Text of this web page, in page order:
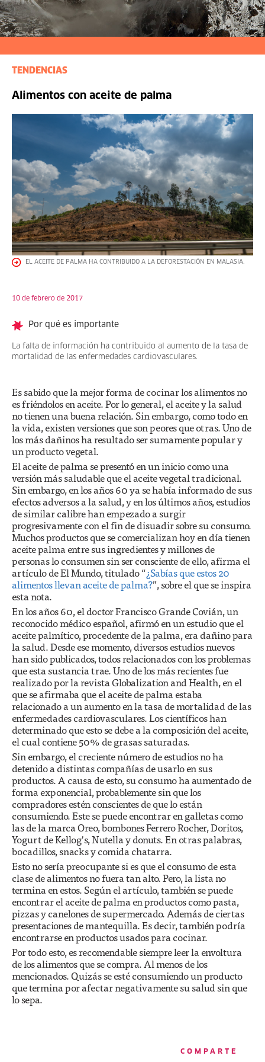
TENDENCIAS
Alimentos con aceite de palma
EL ACEITE DE PALMA HA CONTRIBUIDO A LA DEFORESTACIÓN EN MALASIA.
10 de febrero de 2017
Por qué es importante
La falta de información ha contribuido al aumento de la tasa de
mortalidad de las enfermedades cardiovasculares.
Es sabido que la mejor forma de cocinar los alimentos no
es friéndolos en aceite. Por lo general, el aceite y la salud
no tienen una buena relación. Sin embargo, como todo en
la vida, existen versiones que son peores que otras. Uno de
los más dañinos ha resultado ser sumamente popular y
un producto vegetal.
El aceite de palma se presentó en un inicio como una
versión más saludable que el aceite vegetal tradicional.
Sin embargo, en los años 60 ya se había informado de sus
efectos adversos a la salud, y en los últimos años, estudios
de similar calibre han empezado a surgir
progresivamente con el fin de disuadir sobre su consumo.
Muchos productos que se comercializan hoy en día tienen
aceite palma entre sus ingredientes y millones de
personas lo consumen sin ser consciente de ello, afirma el
artículo de El Mundo, titulado “¿Sabías que estos 20
alimentos llevan aceite de palma?”, sobre el que se inspira
esta nota.
En los años 60, el doctor Francisco Grande Covián, un
reconocido médico español, afirmó en un estudio que el
aceite palmítico, procedente de la palma, era dañino para
la salud. Desde ese momento, diversos estudios nuevos
han sido publicados, todos relacionados con los problemas
que esta sustancia trae. Uno de los más recientes fue
realizado por la revista Globalization and Health, en el
que se afirmaba que el aceite de palma estaba
relacionado a un aumento en la tasa de mortalidad de las
enfermedades cardiovasculares. Los científicos han
determinado que esto se debe a la composición del aceite,
el cual contiene 50% de grasas saturadas.
Sin embargo, el creciente número de estudios no ha
detenido a distintas compañías de usarlo en sus
productos. A causa de esto, su consumo ha aumentado de
forma exponencial, probablemente sin que los
compradores estén conscientes de que lo están
consumiendo. Este se puede encontrar en galletas como
las de la marca Oreo, bombones Ferrero Rocher, Doritos,
Yogurt de Kellog's, Nutella y donuts. En otras palabras,
bocadillos, snacks y comida chatarra.
Esto no sería preocupante si es que el consumo de esta
clase de alimentos no fuera tan alto. Pero, la lista no
termina en estos. Según el artículo, también se puede
encontrar el aceite de palma en productos como pasta,
pizzas y canelones de supermercado. Además de ciertas
presentaciones de mantequilla. Es decir, también podría
encontrarse en productos usados para cocinar.
Por todo esto, es recomendable siempre leer la envoltura
de los alimentos que se compra. Al menos de los
mencionados. Quizás se esté consumiendo un producto
que termina por afectar negativamente su salud sin que
lo sepa.
COMPARTE